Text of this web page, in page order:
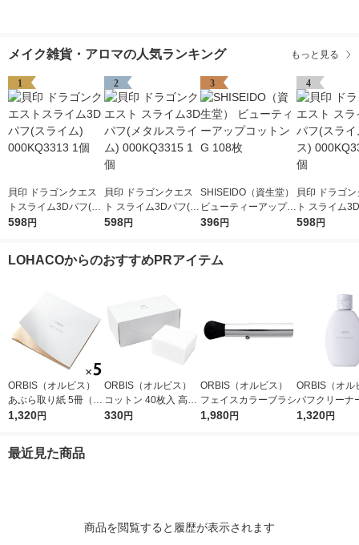
メイク雑貨・アロマの人気ランキング もっと見る
1
貝印 ドラゴンクエス
トスライム3Dパフ(ス
ライム) 000KQ3313 1
598円
2
貝印 ドラゴンクエス
ト スライム3Dパフ(メ
タルスライム) 000KQ
598円
3
SHISEIDO（資生堂）
ビューティーアップコ
ットン G 108枚
396円
4
貝印 ドラゴ
ト スライム
ライムベス)
598円
LOHACOからのおすすめPRアイテム
ORBIS（オルビス）
あぶら取り紙 5冊（30
枚×5冊）
1,320円
ORBIS（オルビス）
コットン 40枚入 高級
綿100％
330円
ORBIS（オルビス）
フェイスカラーブラシ
1,980円
ORBIS（オル
パフクリーナ
×2個
1,320円
最近見た商品
商品を閲覧すると履歴が表示されます